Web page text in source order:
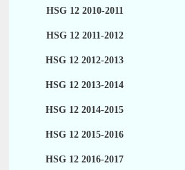
HSG 12 2010-2011
HSG 12 2011-2012
HSG 12 2012-2013
HSG 12 2013-2014
HSG 12 2014-2015
HSG 12 2015-2016
HSG 12 2016-2017